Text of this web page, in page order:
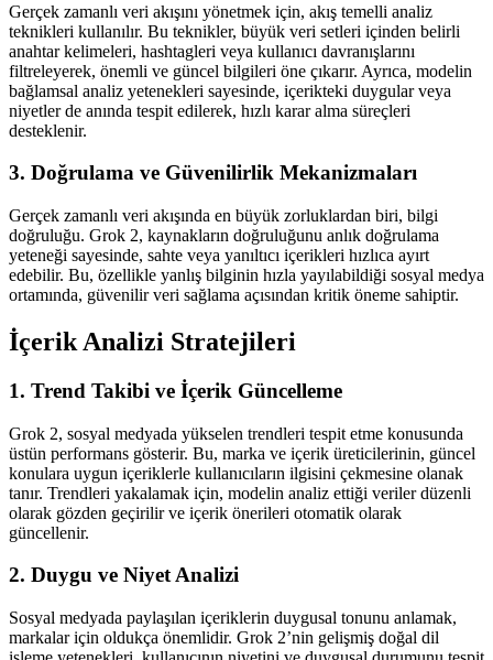
Gerçek zamanlı veri akışını yönetmek için, akış temelli analiz
teknikleri kullanılır. Bu teknikler, büyük veri setleri içinden belirli
anahtar kelimeleri, hashtagleri veya kullanıcı davranışlarını
filtreleyerek, önemli ve güncel bilgileri öne çıkarır. Ayrıca, modelin
bağlamsal analiz yetenekleri sayesinde, içerikteki duygular veya
niyetler de anında tespit edilerek, hızlı karar alma süreçleri
desteklenir.
3. Doğrulama ve Güvenilirlik Mekanizmaları
Gerçek zamanlı veri akışında en büyük zorluklardan biri, bilgi
doğruluğu. Grok 2, kaynakların doğruluğunu anlık doğrulama
yeteneği sayesinde, sahte veya yanıltıcı içerikleri hızlıca ayırt
edebilir. Bu, özellikle yanlış bilginin hızla yayılabildiği sosyal medya
ortamında, güvenilir veri sağlama açısından kritik öneme sahiptir.
İçerik Analizi Stratejileri
1. Trend Takibi ve İçerik Güncelleme
Grok 2, sosyal medyada yükselen trendleri tespit etme konusunda
üstün performans gösterir. Bu, marka ve içerik üreticilerinin, güncel
konulara uygun içeriklerle kullanıcıların ilgisini çekmesine olanak
tanır. Trendleri yakalamak için, modelin analiz ettiği veriler düzenli
olarak gözden geçirilir ve içerik önerileri otomatik olarak
güncellenir.
2. Duygu ve Niyet Analizi
Sosyal medyada paylaşılan içeriklerin duygusal tonunu anlamak,
markalar için oldukça önemlidir. Grok 2’nin gelişmiş doğal dil